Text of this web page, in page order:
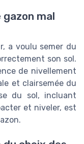
gazon mal
a voulu semer du
son sol.
de nivellement
et clairsemée du
du sol, incluant
et niveler, est